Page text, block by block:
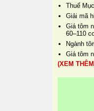
Thuế
Giải mã
Giá tôm
60–110
Ngành
Giá tôm
(XEM